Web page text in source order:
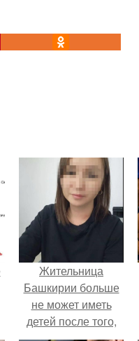
Жительница
Башкирии больше
не может иметь
детей после того,